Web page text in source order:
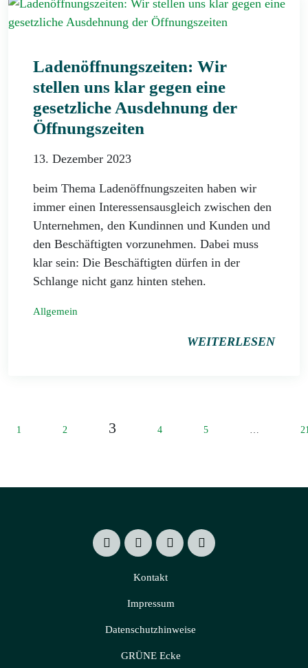
Ladenöffnungszeiten: Wir
stellen uns klar gegen eine
gesetzliche Ausdehnung der
Öffnungszeiten
13. Dezember 2023
beim Thema Ladenöffnungszeiten haben wir
immer einen Interessensausgleich zwischen den
Unternehmen, den Kundinnen und Kunden und
den Beschäftigten vorzunehmen. Dabei muss
klar sein: Die Beschäftigten dürfen in der
Schlange nicht ganz hinten stehen.
Allgemein
WEITERLESEN
1 2 3 4 5
Kontakt
Impressum
Datenschutzhinweise
GRÜNE Ecke